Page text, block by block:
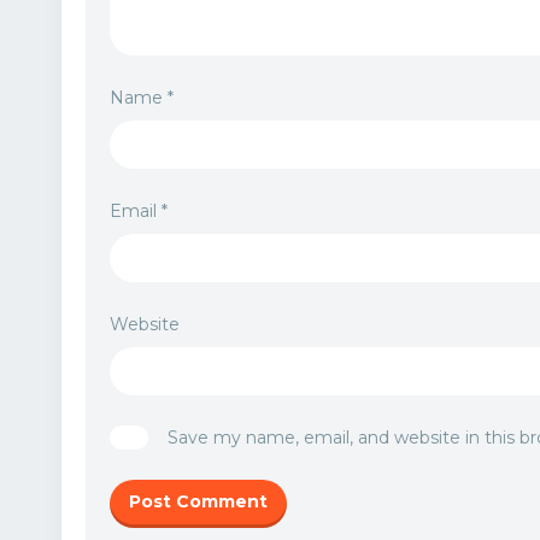
Name *
Email *
Website
Save my name, email, and website in this